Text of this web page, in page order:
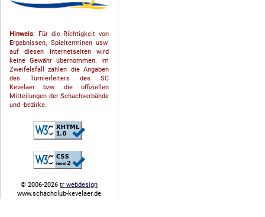
Hinweis: Für die Richtigkeit von
Ergebnissen, Spielterminen usw.
auf diesen Internetseiten wird
keine Gewähr übernommen. Im
Zweifelsfall zählen die Angaben
des Turnierleiters des SC
Kevelaer bzw. die offiziellen
Mitteilungen der Schach­ver­bände
und -bezirke.
© 2006-2026 tr webdesign
www.schachclub-kevelaer.de